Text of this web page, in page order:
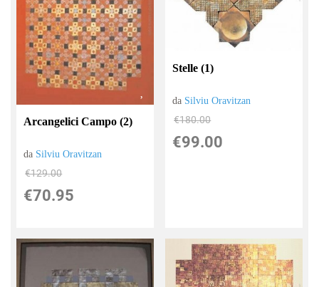
Arcangelici Campo (2)
da Silviu Oravitzan
€129.00
€70.95
Stelle (1)
da Silviu Oravitzan
€180.00
€99.00